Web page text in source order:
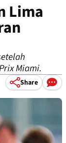
Lima
Miami.
Share